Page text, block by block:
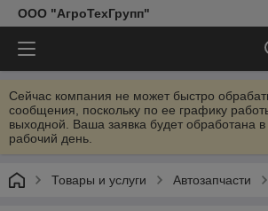
ООО "АгроТехГрупп"
Сейчас компания не может быстро
сообщения, поскольку по ее графику
выходной. Ваша заявка будет обработана
рабочий день.
Товары и услуги Автозапчасти